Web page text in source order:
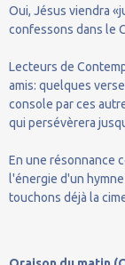
Oui, Jésus viendra
confessons dans le
Lecteurs de
amis: quelques
console par ces
qui persévèrera
En une résonnance
l'énergie d'un
touchons déjà la